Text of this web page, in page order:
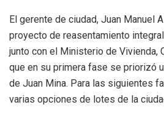
El gerente de ciudad, Juan Manuel
proyecto de reasentamiento
junto con el Ministerio de Vivienda,
que en su primera fase se priorizó
de Juan Mina. Para las siguientes
varias opciones de lotes de la